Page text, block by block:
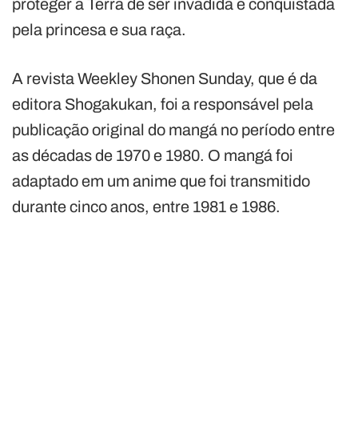
proteger a Terra de ser invadida e conquistada
pela princesa e sua raça.
A revista Weekley Shonen Sunday, que é da
editora Shogakukan, foi a responsável pela
publicação original do mangá no período entre
as décadas de 1970 e 1980. O mangá foi
adaptado em um anime que foi transmitido
durante cinco anos, entre 1981 e 1986.